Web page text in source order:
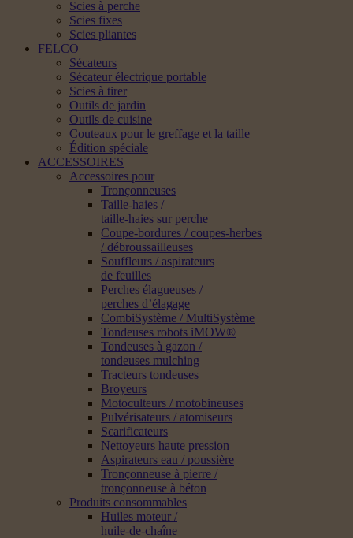
Scies à perche
Scies fixes
Scies pliantes
FELCO
Sécateurs
Sécateur électrique portable
Scies à tirer
Outils de jardin
Outils de cuisine
Couteaux pour le greffage et la taille
Édition spéciale
ACCESSOIRES
Accessoires pour
Tronçonneuses
Taille-haies /
taille-haies sur perche
Coupe-bordures / coupes-herbes
/ débroussailleuses
Souffleurs / aspirateurs
de feuilles
Perches élagueuses /
perches d’élagage
CombiSystème / MultiSystème
Tondeuses robots iMOW®
Tondeuses à gazon /
tondeuses mulching
Tracteurs tondeuses
Broyeurs
Motoculteurs / motobineuses
Pulvérisateurs / atomiseurs
Scarificateurs
Nettoyeurs haute pression
Aspirateurs eau / poussière
Tronçonneuse à pierre /
tronçonneuse à béton
Produits consommables
Huiles moteur /
huile-de-chaîne